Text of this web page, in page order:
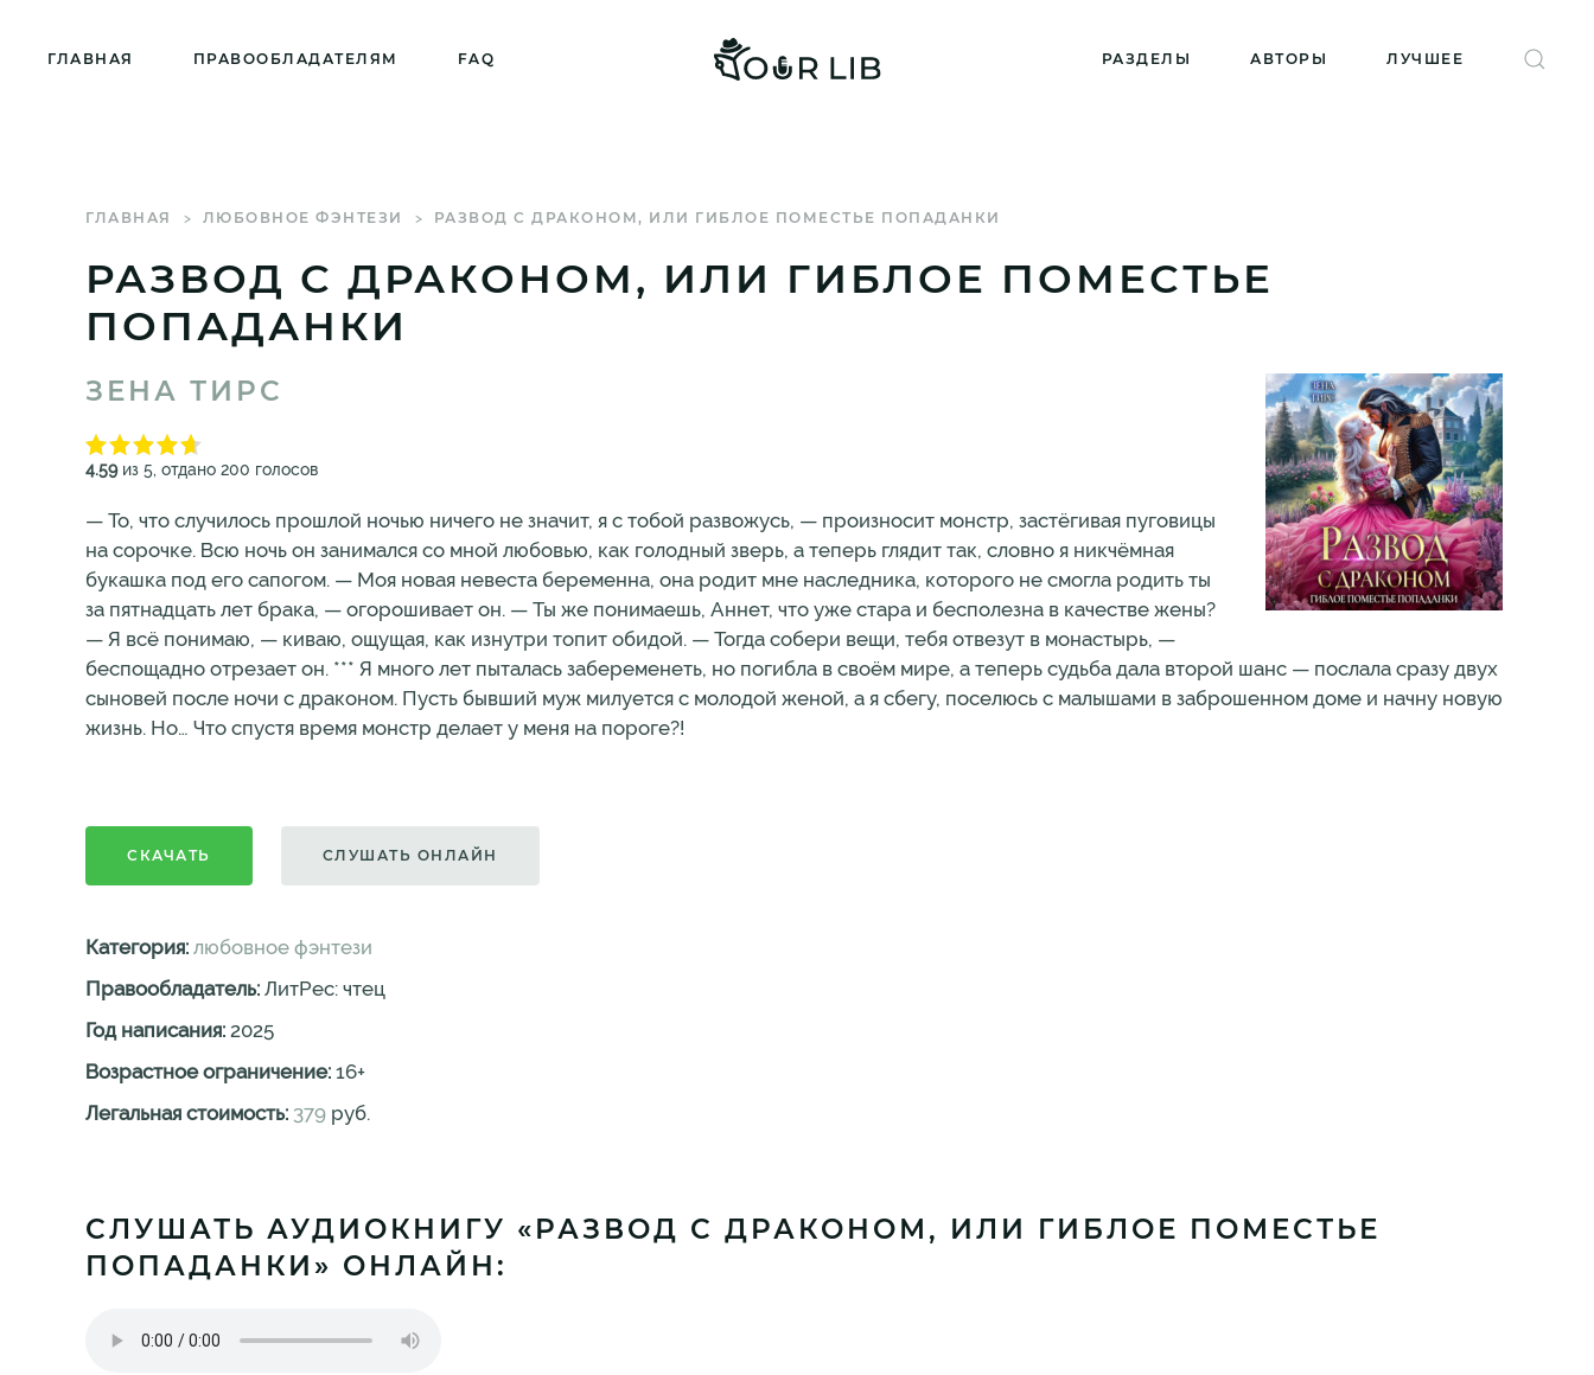
ГЛАВНАЯ ПРАВООБЛАДАТЕЛЯМ FAQ РАЗДЕЛЫ АВТОРЫ ЛУЧШЕЕ
ГЛАВНАЯ ЛЮБОВНОЕ ФЭНТЕЗИ РАЗВОД С ДРАКОНОМ, ИЛИ ГИБЛОЕ ПОМЕСТЬЕ ПОПАДАНКИ
РАЗВОД С ДРАКОНОМ, ИЛИ ГИБЛОЕ ПОМЕСТЬЕ
ПОПАДАНКИ
ЗЕНА ТИРС
4.59из 5, отдано 200 голосов
— То, что случилось прошлой ночью ничего не значит, я с тобой развожусь, — произносит монстр, застёгивая пуговицы
на сорочке. Всю ночь он занимался со мной любовью, как голодный зверь, а теперь глядит так, словно я никчёмная
букашка под его сапогом. — Моя новая невеста беременна, она родит мне наследника, которого не смогла родить ты
за пятнадцать лет брака, — огорошивает он. — Ты же понимаешь, Аннет, что уже стара и бесполезна в качестве жены?
— Я всё понимаю, — киваю, ощущая, как изнутри топит обидой. — Тогда собери вещи, тебя отвезут в монастырь, —
беспощадно отрезает он. *** Я много лет пыталась забеременеть, но погибла в своём мире, а теперь судьба дала второй шанс — послала сразу двух
сыновей после ночи с драконом. Пусть бывший муж милуется с молодой женой, а я сбегу, поселюсь с малышами в заброшенном доме и начну новую
жизнь. Но… Что спустя время монстр делает у меня на пороге?!
СКАЧАТЬ СЛУШАТЬ ОНЛАЙН
Категория: любовное фэнтези
Правообладатель: ЛитРес: чтец
Год написания: 2025
Возрастное ограничение: 16+
Легальная стоимость: 379 руб.
СЛУШАТЬ АУДИОКНИГУ «РАЗВОД С ДРАКОНОМ, ИЛИ ГИБЛОЕ ПОМЕСТЬЕ
ПОПАДАНКИ» ОНЛАЙН: